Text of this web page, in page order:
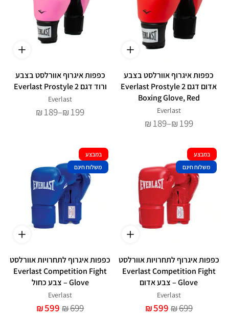
כפפות איגרוף אוורלסט בצבע
אדום דגם Everlast Prostyle 2
Boxing Glove, Red
Everlast
₪ 189–₪ 199
טווח
⁦₪199⁩
כפפות איגרוף אוורלסט בצבע
ורוד דגם Everlast Prostyle 2
Everlast
₪ 189–₪ 199
טווח
במבצע
משלוח חינם
כפפות איגרוף לתחרויות אוורלסט
Everlast Competition Fight
Glove – צבע אדום
Everlast
₪599 ₪699
במבצע
משלוח חינם
כפפות איגרוף לתחרויות אוורלסט
Everlast Competition Fight
Glove – צבע כחול
Everlast
₪599 ₪699